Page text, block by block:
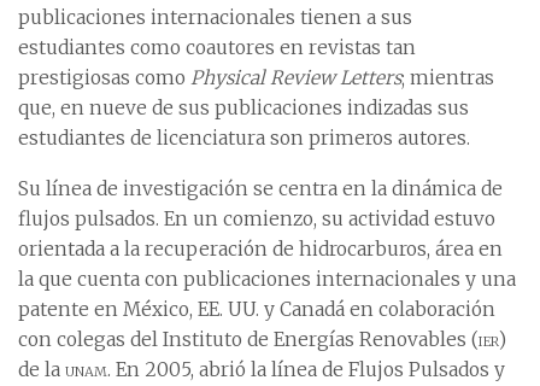
publicaciones internacionales tienen a sus
estudiantes como coautores en revistas tan
prestigiosas como Physical Review Letters; mientras
que, en nueve de sus publicaciones indizadas sus
estudiantes de licenciatura son primeros autores.
Su línea de investigación se centra en la dinámica de
flujos pulsados. En un comienzo, su actividad estuvo
orientada a la recuperación de hidrocarburos, área en
la que cuenta con publicaciones internacionales y una
patente en México, EE. UU. y Canadá en colaboración
con colegas del Instituto de Energías Renovables (ier)
de la unam. En 2005, abrió la línea de Flujos Pulsados y